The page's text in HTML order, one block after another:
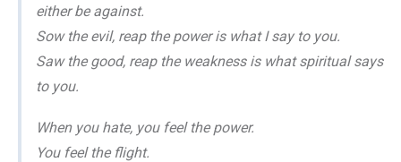
either be against.
Sow the evil, reap the power is what I say to you.
Saw the good, reap the weakness is what spiritual says
to you.
When you hate, you feel the power.
You feel the flight.